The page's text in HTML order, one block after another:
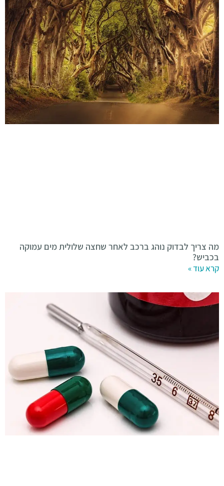
מה צריך לבדוק נוהג ברכב לאחר שחצה שלולית מים עמוקה
בכביש?
קרא עוד »